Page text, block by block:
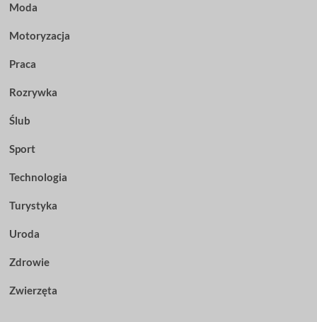
Moda
Motoryzacja
Praca
Rozrywka
Ślub
Sport
Technologia
Turystyka
Uroda
Zdrowie
Zwierzęta